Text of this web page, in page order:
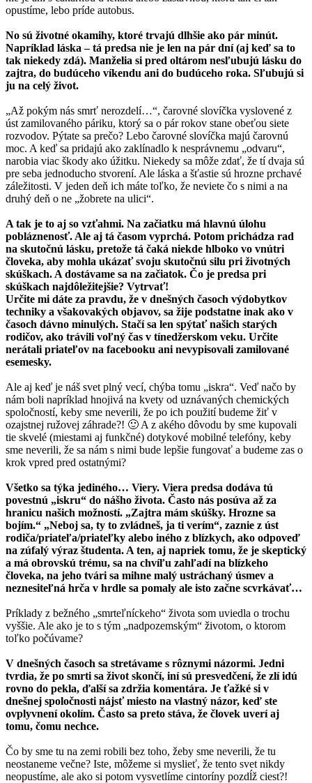
opustíme, lebo príde autobus.
No sú životné okamihy, ktoré trvajú dlhšie ako pár minút.
Napríklad láska – tá predsa nie je len na pár dní (aj keď sa to
tak niekedy zdá). Manželia si pred oltárom nesľubujú lásku do
zajtra, do budúceho víkendu ani do budúceho roka. Sľubujú si
ju na celý život.
„Až pokým nás smrť nerozdelí…“, čarovné slovíčka vyslovené z
úst zamilovaného páriku, ktorý sa o pár rokov stane obeťou siete
rozvodov. Pýtate sa prečo? Lebo čarovné slovíčka majú čarovnú
moc. A keď sa pridajú ako zaklínadlo k nesprávnemu „odvaru“,
narobia viac škody ako úžitku. Niekedy sa môže zdať, že tí dvaja sú
pre seba jednoducho stvorení. Ale láska a šťastie sú hrozne prchavé
záležitosti. V jeden deň ich máte toľko, že neviete čo s nimi a na
druhý deň o ne „žobrete na ulici“.
A tak je to aj so vzťahmi. Na začiatku má hlavnú úlohu
pobláznenosť. Ale aj tá časom vyprchá. Potom prichádza rad
na skutočnú lásku, pretože tá čaká niekde hlboko vo vnútri
človeka, aby mohla ukázať svoju skutočnú silu pri životných
skúškach. A dostávame sa na začiatok. Čo je predsa pri
skúškach najdôležitejšie? Vytrvať!
Určite mi dáte za pravdu, že v dnešných časoch výdobytkov
techniky a všakovakých objavov, sa žije podstatne inak ako v
časoch dávno minulých. Stačí sa len spýtať našich starých
rodičov, ako trávili voľný čas v tínedžerskom veku. Určite
nerátali priateľov na facebooku ani nevypisovali zamilované
esemesky.
Ale aj keď je náš svet plný vecí, chýba tomu „iskra“. Veď načo by
nám boli napríklad hnojivá na kvety od uznávaných chemických
spoločností, keby sme neverili, že po ich použití budeme žiť v
ozajstnej ružovej záhrade?! 🙂 A z akého dôvodu by sme kupovali
tie skvelé (miestami aj funkčné) dotykové mobilné telefóny, keby
sme neverili, že sa nám s nimi bude lepšie fungovať a budeme zas o
krok vpred pred ostatnými?
Všetko sa týka jediného… Viery. Viera predsa dodáva tú
povestnú „iskru“ do nášho života. Často nás posúva až za
hranicu našich možností. „Zajtra mám skúšky. Hrozne sa
bojím.“ „Neboj sa, ty to zvládneš, ja ti verím“, zaznie z úst
rodiča/priateľa/priateľky alebo iného z blízkych, ako odpoveď
na zúfalý výraz študenta. A ten, aj napriek tomu, že je skeptický
a má obrovskú trému, sa na chvíľu zahľadí na blízkeho
človeka, na jeho tvári sa mihne malý ustráchaný úsmev a
neznesiteľná hrča v hrdle sa pomaly ale isto začne scvrkávať…
Príklady z bežného „smrteľníckeho“ života som uviedla o trochu
vyššie. Ale ako je to s tým „nadpozemským“ životom, o ktorom
toľko počúvame?
V dnešných časoch sa stretávame s rôznymi názormi. Jedni
tvrdia, že po smrti sa život skončí, iní sú presvedčení, že zlí idú
rovno do pekla, ďalší sa zdržia komentára. Je ťažké si v
dnešnej spoločnosti nájsť miesto na vlastný názor, keď ste
ovplyvnení okolím. Často sa preto stáva, že človek uverí aj
tomu, čomu nechce.
Čo by sme tu na zemi robili bez toho, žeby sme neverili, že tu
neostaneme večne? Iste, môžeme si myslieť, že tento svet nikdy
neopustíme, ale ako si potom vysvetlíme cintoríny pozdĺž ciest?!